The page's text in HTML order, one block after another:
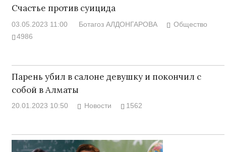
Счастье против суицида
03.05.2023 11:00 Ботагоз АЛДОНГАРОВА
Общество
4986
Парень убил в салоне девушку и покончил с
собой в Алматы
20.01.2023 10:50 Новости 1562